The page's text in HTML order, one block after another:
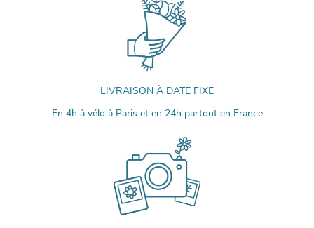
LIVRAISON À DATE FIXE
En 4h à vélo à Paris et en 24h partout en France